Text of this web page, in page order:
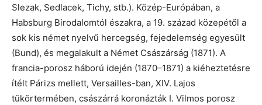
Slezak, Sedlacek, Tichy, stb.). Közép-Európában, a
Habsburg Birodalomtól északra, a 19. század közepétől a
sok kis német nyelvű hercegség, fejedelemség egyesült
(Bund), és megalakult a Német Császárság (1871). A
francia-porosz háború idején (1870–1871) a kiéheztetésre
ítélt Párizs mellett, Versailles-ban, XIV. Lajos
tükörtermében, császárrá koronázták I. Vilmos porosz